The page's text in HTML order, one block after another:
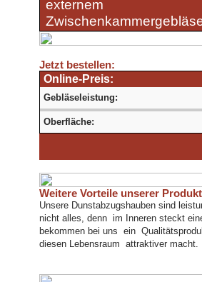
externem
Jetzt bestellen:
Online-Preis:
Gebläseleistung:
Oberfläche:
Weitere Vorteile unserer
Unsere Dunstabzugshauben sind
nicht alles, denn im Inneren steckt
bekommen bei uns ein
diesen Lebensraum attraktiver macht.